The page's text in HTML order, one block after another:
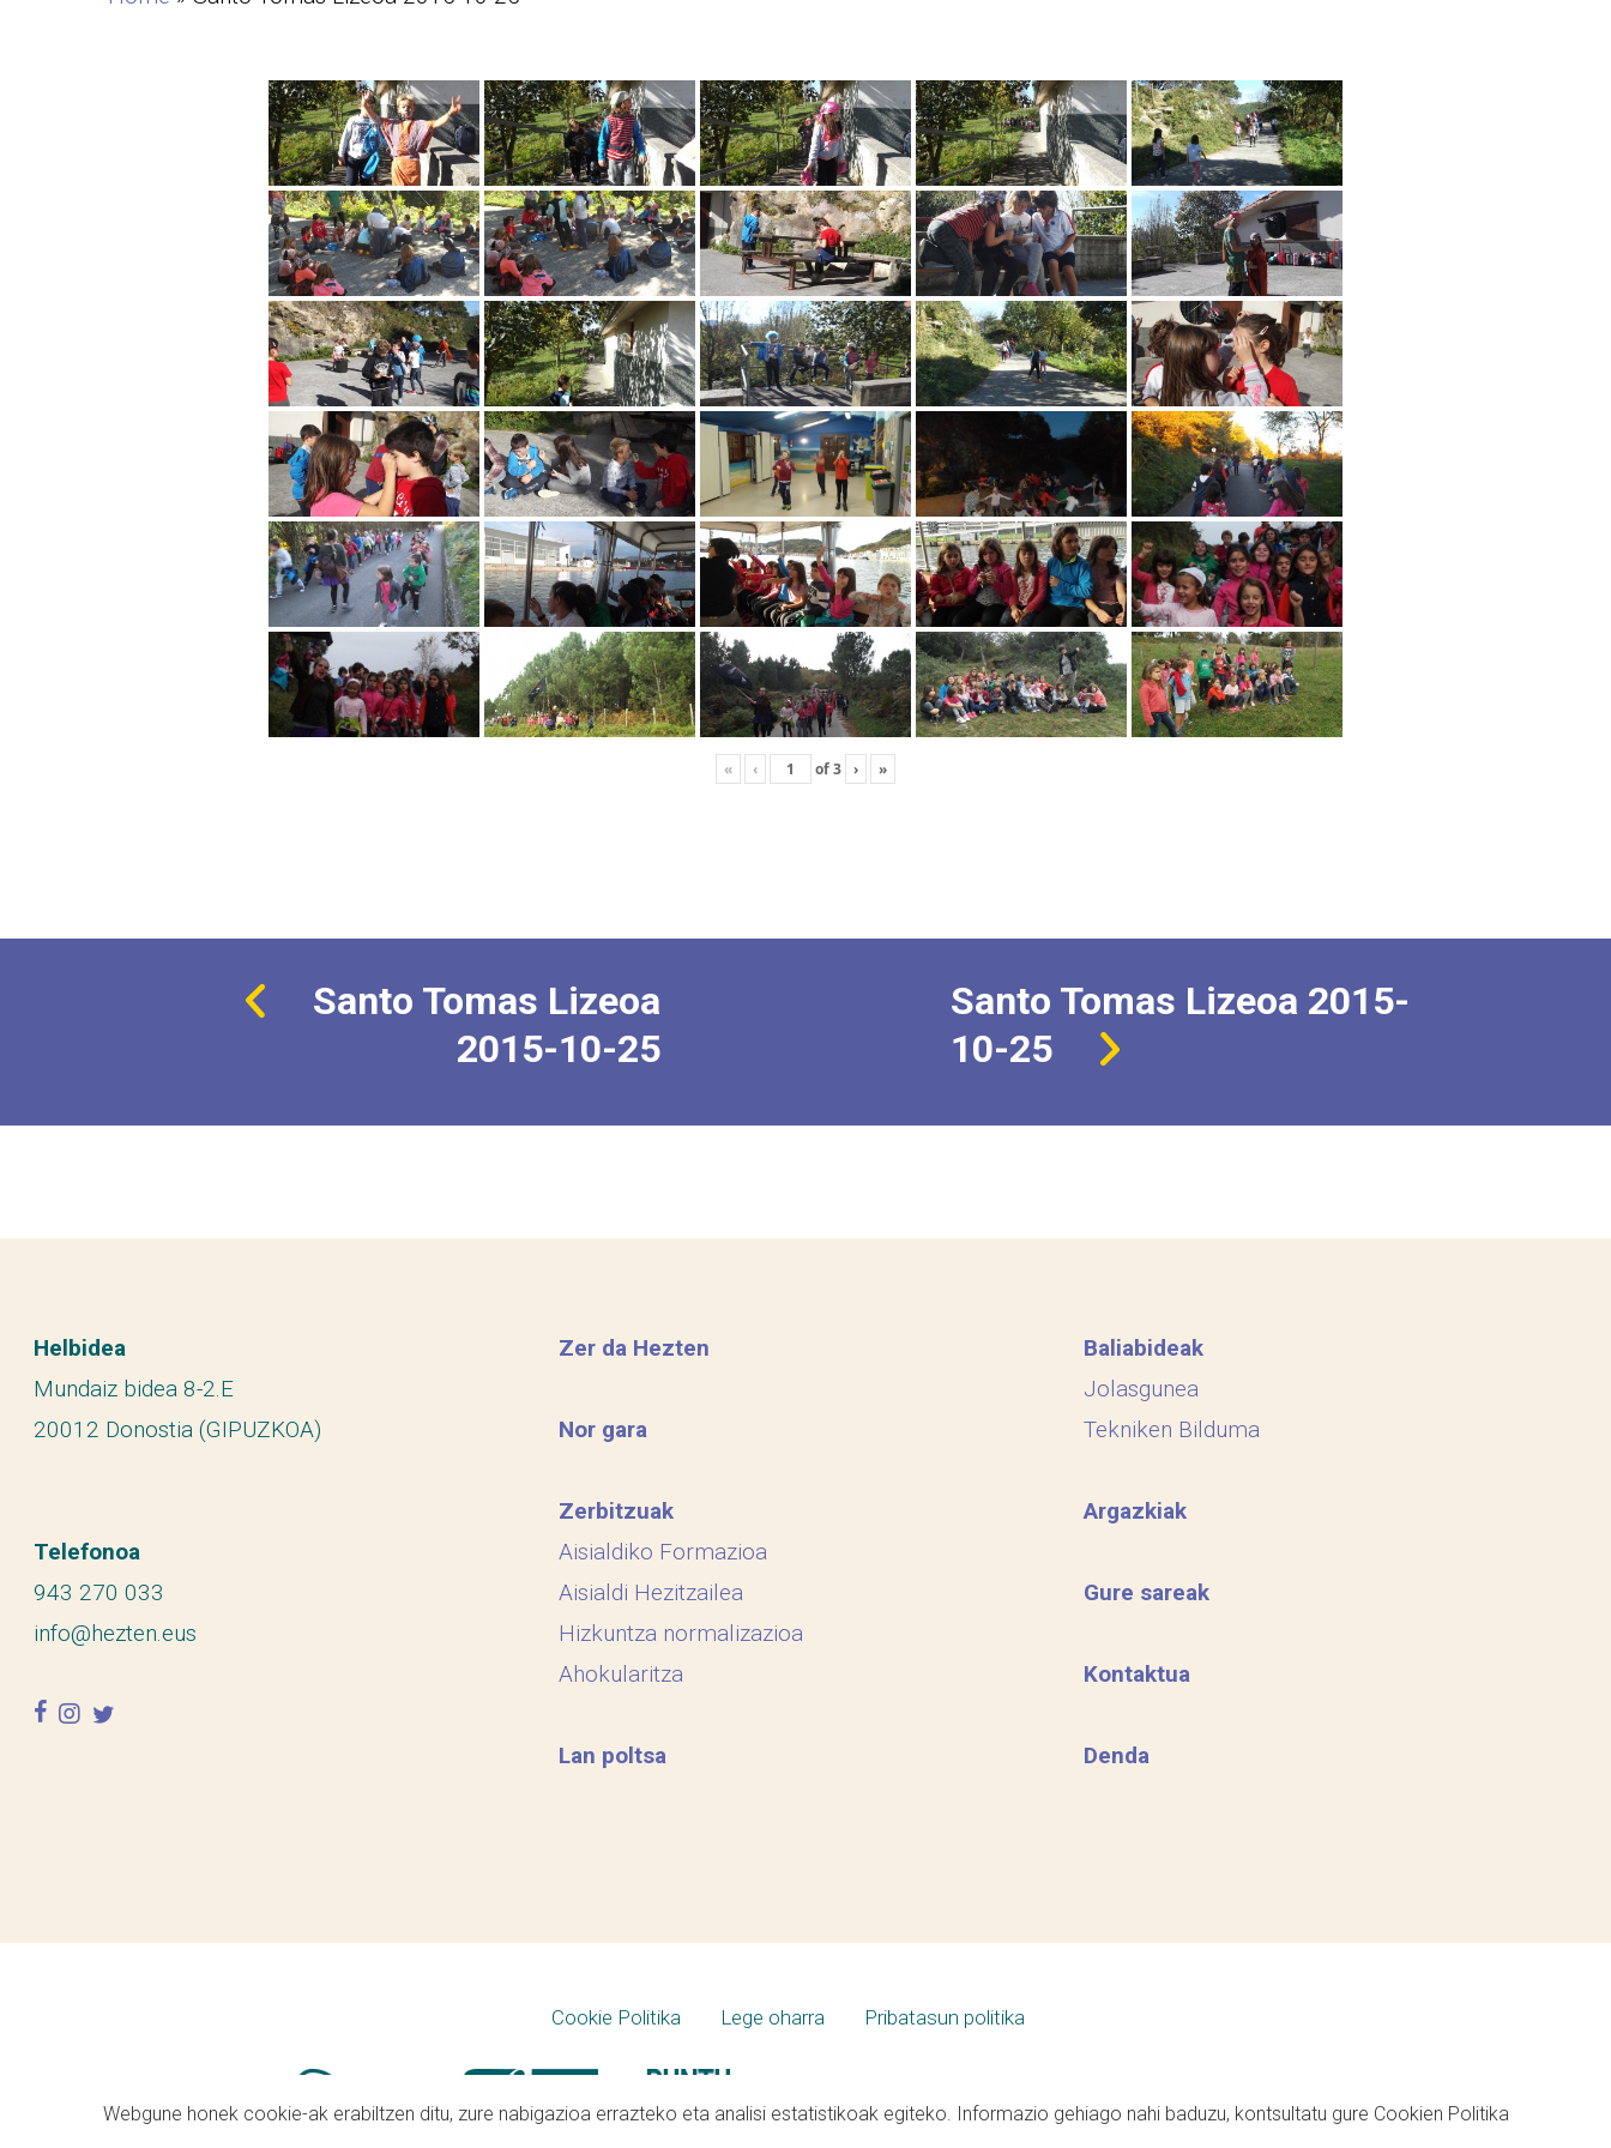
« ‹ of3 › »
Santo Tomas Lizeoa
2015-10-25
Santo Tomas Lizeoa 2015-
10-25
Helbidea
Mundaiz bidea 8-2.E
20012 Donostia (GIPUZKOA)
Telefonoa
943 270 033
info@hezten.eus
facebook
instagram
twitter
Zer da Hezten
Nor gara
Zerbitzuak
Aisialdiko Formazioa
Aisialdi Hezitzailea
Hizkuntza normalizazioa
Ahokularitza
Lan poltsa
Baliabideak
Jolasgunea
Tekniken Bilduma
Argazkiak
Gure sareak
Kontaktua
Denda
Cookie Politika Lege oharra Pribatasun politika
Webgune honek cookie-ak erabiltzen ditu, zure nabigazioa errazteko eta analisi estatistikoak egiteko. Informazio gehiago nahi baduzu, kontsultatu gure Cookien Politika